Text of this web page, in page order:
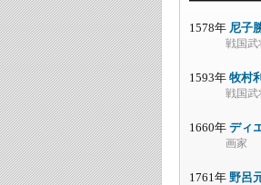
1578年 尼子
戦国武
1593年 牧村
戦国武
1660年 ディ
画家
1761年 野呂